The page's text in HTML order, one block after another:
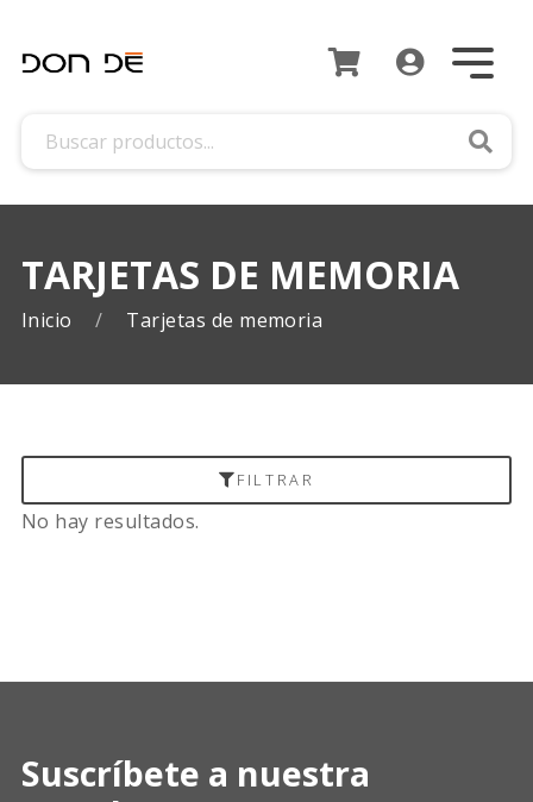
TARJETAS DE MEMORIA
Inicio Tarjetas de memoria
FILTRAR
No hay resultados.
Suscríbete a nuestra